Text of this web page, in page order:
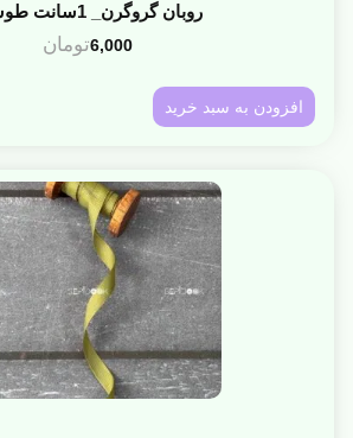
روبان گروگرن_ 1سانت طوسی
6,000تومان
افزودن به سبد خرید